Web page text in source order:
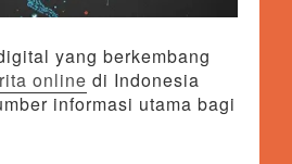
yang berkembang
online di Indonesia
informasi utama bagi